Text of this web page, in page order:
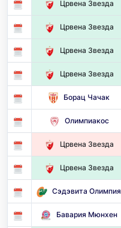
Црвена Звезда
Црвена Звезда
Црвена Звезда
Црвена Звезда
Борац Чачак
Олимпиакос
Црвена Звезда
Црвена Звезда
Сэдэвита Олимпия
Бавария Мюнхен